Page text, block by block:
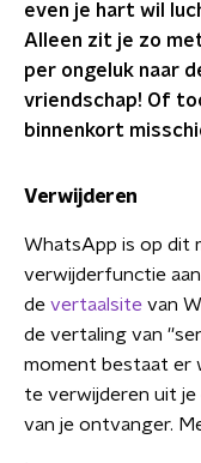
even je hart wil
Alleen zit je zo
per ongeluk naar
vriendschap! Of
binnenkort
Verwijderen
WhatsApp is op dit
verwijderfunctie
de vertaalsite van
de vertaling van
moment bestaat er
te verwijderen uit je
van je ontvanger.